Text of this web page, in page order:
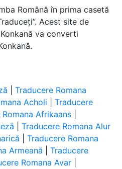
Română în prima casetă
Acest site de
va converti
Traducere Romana
Acholi
Traducere
Afrikaans|
Traducere Romana Alur
Traducere Romana
Armeană
Traducere
Romana Avar|